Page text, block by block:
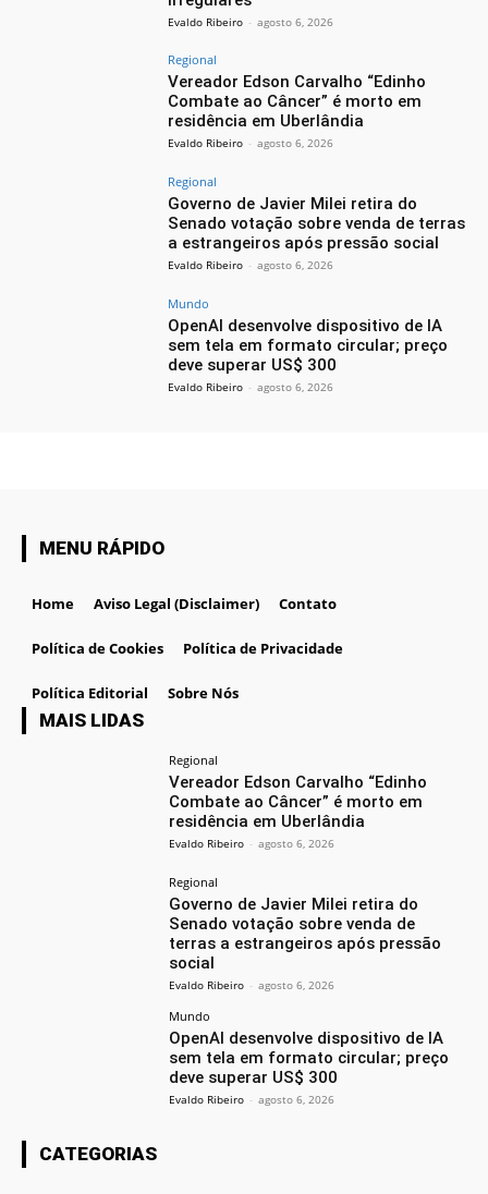
Evaldo Ribeiro - agosto 6, 2026
Regional
Vereador Edson Carvalho “Edinho
Combate ao Câncer” é morto em
residência em Uberlândia
Evaldo Ribeiro - agosto 6, 2026
Regional
Governo de Javier Milei retira do
Senado votação sobre venda de terras
a estrangeiros após pressão social
Evaldo Ribeiro - agosto 6, 2026
Mundo
OpenAI desenvolve dispositivo de IA
sem tela em formato circular; preço
deve superar US$ 300
Evaldo Ribeiro - agosto 6, 2026
MENU RÁPIDO
Home Aviso Legal (Disclaimer) Contato
Política de Cookies Política de Privacidade
Política Editorial Sobre Nós
MAIS LIDAS
Regional
Vereador Edson Carvalho “Edinho
Combate ao Câncer” é morto em
residência em Uberlândia
Evaldo Ribeiro - agosto 6, 2026
Regional
Governo de Javier Milei retira do
Senado votação sobre venda de
terras a estrangeiros após pressão
social
Evaldo Ribeiro - agosto 6, 2026
Mundo
OpenAI desenvolve dispositivo de IA
sem tela em formato circular; preço
deve superar US$ 300
Evaldo Ribeiro - agosto 6, 2026
CATEGORIAS